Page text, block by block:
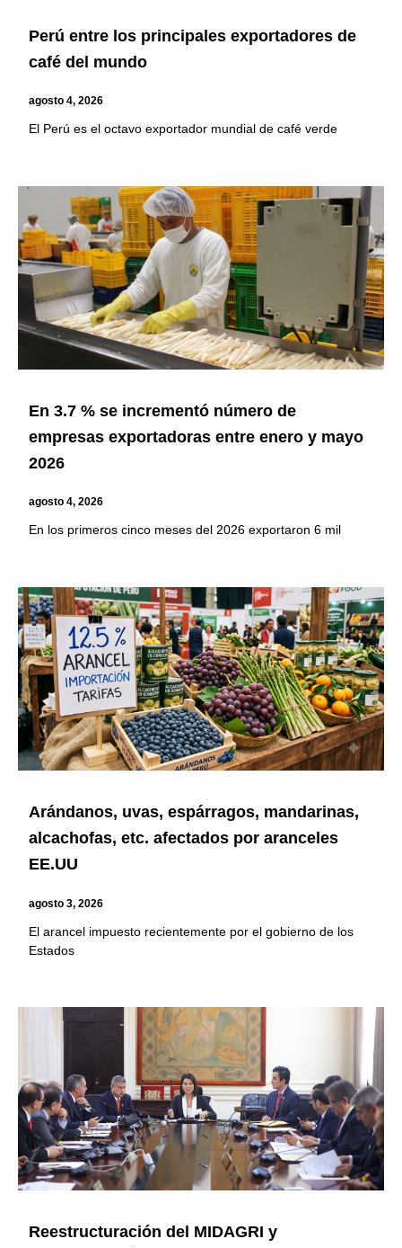
Perú entre los principales exportadores de
café del mundo
agosto 4, 2026
El Perú es el octavo exportador mundial de café verde
En 3.7 % se incrementó número de
empresas exportadoras entre enero y mayo
2026
agosto 4, 2026
En los primeros cinco meses del 2026 exportaron 6 mil
Arándanos, uvas, espárragos, mandarinas,
alcachofas, etc. afectados por aranceles
EE.UU
agosto 3, 2026
El arancel impuesto recientemente por el gobierno de los
Estados
Reestructuración del MIDAGRI y